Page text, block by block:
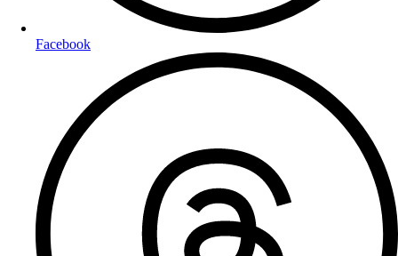
Facebook